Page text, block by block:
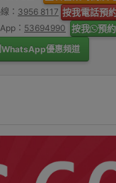
： 3956 8117 按我電話預
： 53694990 按我 預
WhatsApp優惠頻道